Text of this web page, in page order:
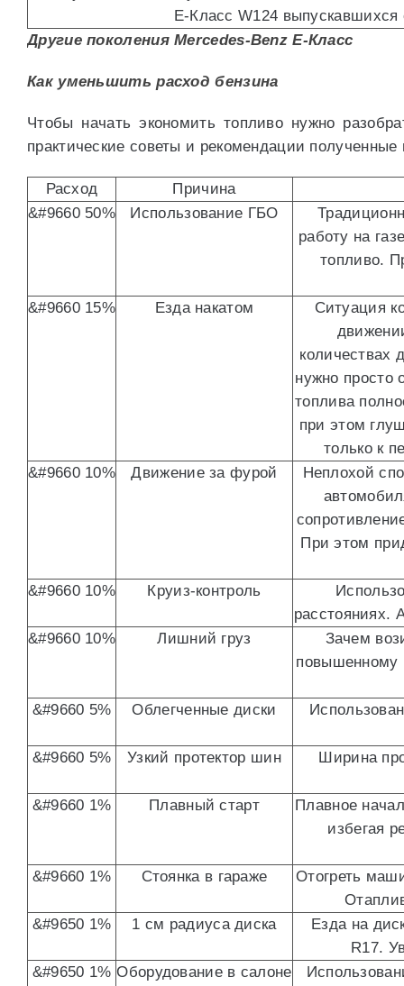
E-Класс W124
Другие поколения Mercedes-Benz E-Класс
Как уменьшить расход бензина
Чтобы начать экономить топливо нужно
практические советы и рекомендации полученные
Расход
Причина
&#9660 50%
Использование ГБО
работу на
топливо.
&#9660 15% Езда накатом
Ситуация
количествах
нужно просто
топлива
при этом
только к
&#9660 10%
Движение за фурой
Неплохой
При этом
&#9660 10% Круиз-контроль
расстояниях.
&#9660 10%
Лишний груз
Зачем
повышенному
&#9660 5% Облегченные диски
&#9660 5% Узкий протектор шин Ширина
&#9660 1% Плавный старт
Плавное
избегая
&#9660 1% Стоянка в гараже
Отогреть
&#9650 1%
1 см радиуса диска
Езда на
R17.
&#9650 1% Оборудование в салоне